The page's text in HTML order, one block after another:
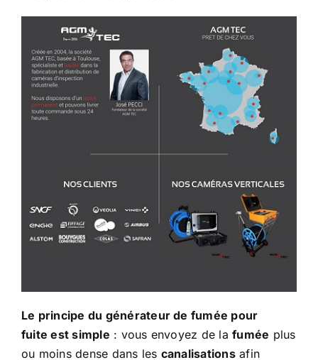
Le principe du générateur de fumée pour
fuite est simple : vous envoyez de lafumée plus
ou moins dense dans les canalisationsafin